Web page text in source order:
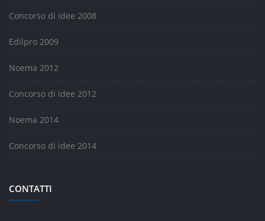
Concorso di idee 2008
Edilpro 2009
Noema 2012
Concorso di idee 2012
Noema 2014
Concorso di idee 2014
CONTATTI